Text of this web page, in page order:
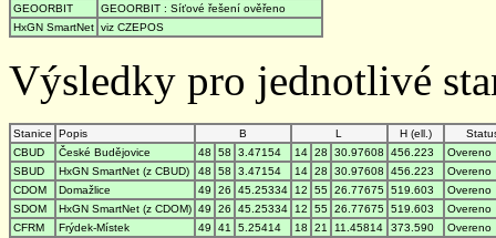
GEOORBIT
GEOORBIT : Síťové řešení ověřeno
HxGN SmartNet viz CZEPOS
Výsledky pro jednotlivé
Stanice Popis B L H (ell.)
CBUD
České Budějovice 48 58 3.47154 14 28 30.97608 456.223
Overeno
SBUD
HxGN SmartNet (z CBUD) 48 58 3.47154 14 28 30.97608 456.223
Overeno
CDOM
Domažlice 49 26 45.25334 12 55 26.77675 519.603
Overeno
SDOM
HxGN SmartNet (z CDOM) 49 26 45.25334 12 55 26.77675 519.603
Overeno
CFRM
Frýdek-Místek 49 41 5.25414 18 21 11.45814 373.590
Overeno